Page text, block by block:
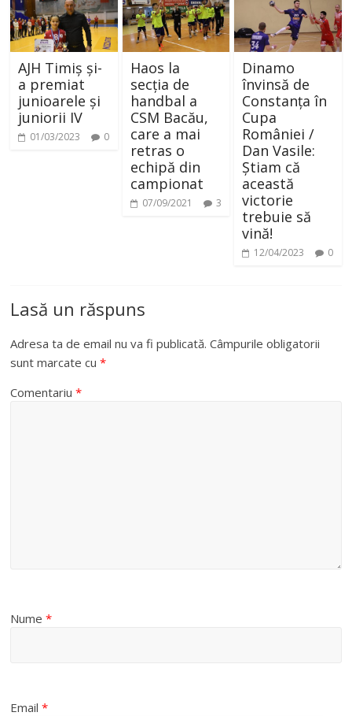
AJH Timiș și-
a premiat
junioarele și
juniorii IV
01/03/2023 0
Haos la
secția de
handbal a
CSM Bacău,
care a mai
retras o
echipă din
campionat
07/09/2021 3
Dinamo
învinsă de
Constanța în
Cupa
României /
Dan Vasile:
Știam că
această
victorie
trebuie să
vină!
12/04/2023 0
Lasă un răspuns
Adresa ta de email nu va fi publicată. Câmpurile obligatorii
sunt marcate cu*
Comentariu*
Nume*
Email*